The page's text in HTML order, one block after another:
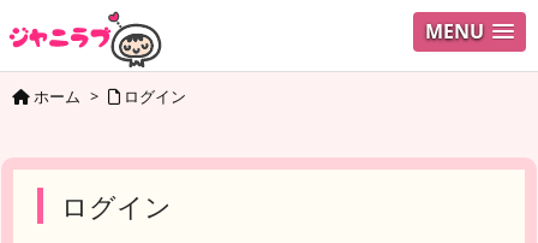
MENU
ホーム > ログイン
ログイン